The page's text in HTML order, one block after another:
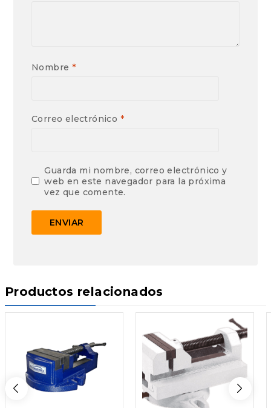
Nombre *
Correo electrónico *
Guarda mi nombre, correo electrónico y
web en este navegador para la próxima
vez que comente.
Productos relacionados